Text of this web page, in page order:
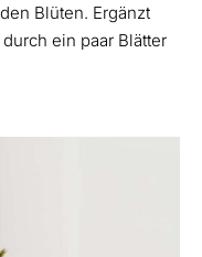
Blüten. Ergänzt
ein paar Blätter